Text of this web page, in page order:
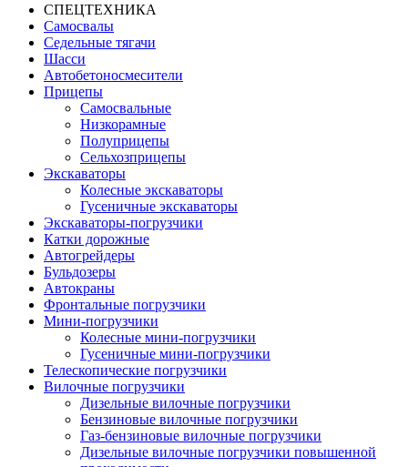
СПЕЦТЕХНИКА
Самосвалы
Седельные тягачи
Шасси
Автобетоно­смесители
Прицепы
Самосвальные
Низкорамные
Полуприцепы
Сельхозприцепы
Экскаваторы
Колесные экскаваторы
Гусеничные экскаваторы
Экскаваторы-погрузчики
Катки дорожные
Автогрейдеры
Бульдозеры
Автокраны
Фронтальные погрузчики
Мини-погрузчики
Колесные мини-погрузчики
Гусеничные мини-погрузчики
Телескопические погрузчики
Вилочные погрузчики
Дизельные вилочные погрузчики
Бензиновые вилочные погрузчики
Газ-бензиновые вилочные погрузчики
Дизельные вилочные погрузчики повышенной